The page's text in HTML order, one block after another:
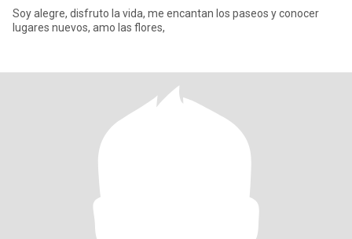
Soy alegre, disfruto la vida, me encantan los paseos y conocer
lugares nuevos, amo las flores,